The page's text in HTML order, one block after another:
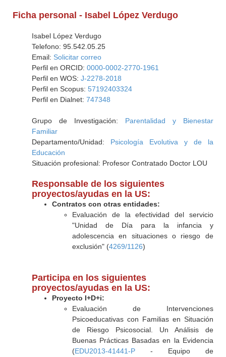
Ficha personal - Isabel López Verdugo
Isabel López Verdugo
Telefono: 95.542.05.25
Email: Solicitar correo
Perfil en ORCID: 0000-0002-2770-1961
Perfil en WOS: J-2278-2018
Perfil en Scopus: 57192403324
Perfil en Dialnet: 747348
Grupo de Investigación: Parentalidad y Bienestar
Familiar
Departamento/Unidad: Psicología Evolutiva y de la
Educación
Situación profesional: Profesor Contratado Doctor LOU
Responsable de los siguientes
proyectos/ayudas en la US:
Contratos con otras entidades:
Evaluación de la efectividad del servicio
"Unidad de Día para la infancia y
adolescencia en situaciones o riesgo de
exclusión" (4269/1126)
Participa en los siguientes
proyectos/ayudas en la US:
Proyecto I+D+i:
Evaluación de Intervenciones
Psicoeducativas con Familias en Situación
de Riesgo Psicosocial. Un Análisis de
Buenas Prácticas Basadas en la Evidencia
(EDU2013-41441-P- Equipo de